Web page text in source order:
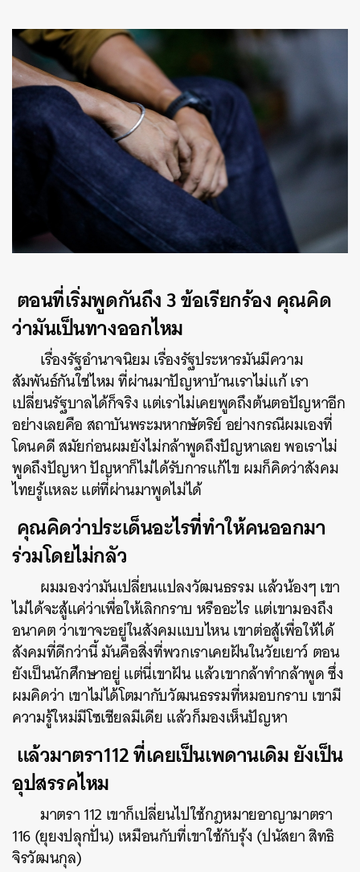
ตอนที่เริ่มพูดกันถึง 3 ข้อเรียกร้อง คุณคิด
ว่ามันเป็นทางออกไหม
เรื่องรัฐอำนาจนิยม เรื่องรัฐประหารมันมีความ
สัมพันธ์กันใช่ไหม ที่ผ่านมาปัญหาบ้านเราไม่แก้ เรา
เปลี่ยนรัฐบาลได้ก็จริง แต่เราไม่เคยพูดถึงต้นตอปัญหาอีก
อย่างเลยคือ สถาบันพระมหากษัตริย์ อย่างกรณีผมเองที่
โดนคดี สมัยก่อนผมยังไม่กล้าพูดถึงปัญหาเลย พอเราไม่
พูดถึงปัญหา ปัญหาก็ไม่ได้รับการแก้ไข ผมก็คิดว่าสังคม
ไทยรู้แหละ แต่ที่ผ่านมาพูดไม่ได้
คุณคิดว่าประเด็นอะไรที่ทำให้คนออกมา
ร่วมโดยไม่กลัว
ผมมองว่ามันเปลี่ยนแปลงวัฒนธรรม แล้วน้องๆ เขา
ไม่ได้จะสู้แค่ว่าเพื่อให้เลิกกราบ หรืออะไร แต่เขามองถึง
อนาคต ว่าเขาจะอยู่ในสังคมแบบไหน เขาต่อสู้เพื่อให้ได้
สังคมที่ดีกว่านี้ มันคือสิ่งที่พวกเราเคยฝันในวัยเยาว์ ตอน
ยังเป็นนักศึกษาอยู่ แต่นี่เขาฝัน แล้วเขากล้าทำกล้าพูด ซึ่ง
ผมคิดว่า เขาไม่ได้โตมากับวัฒนธรรมที่หมอบกราบ เขามี
ความรู้ใหม่มีโซเชียลมีเดีย แล้วก็มองเห็นปัญหา
แล้วมาตรา112 ที่เคยเป็นเพดานเดิม ยังเป็น
อุปสรรคไหม
มาตรา 112 เขาก็เปลี่ยนไปใช้กฎหมายอาญามาตรา
116 (ยุยงปลุกปั่น) เหมือนกับที่เขาใช้กับรุ้ง (ปนัสยา สิทธิ
จิรวัฒนกุล)